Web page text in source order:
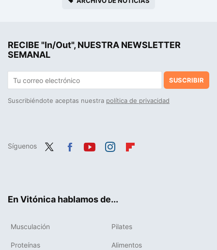
RECIBE "In/Out", NUESTRA NEWSLETTER
SEMANAL
SUSCRIBIR
Suscribiéndote aceptas nuestra política de privacidad
Síguenos
En Vitónica hablamos de...
Musculación Pilates
Proteínas Alimentos